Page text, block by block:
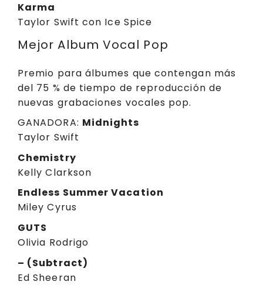
Karma
Taylor Swift con Ice Spice
Mejor Album Vocal Pop
Premio para álbumes que contengan más
del 75 % de tiempo de reproducción de
nuevas grabaciones vocales pop.
GANADORA: Midnights
Taylor Swift
Chemistry
Kelly Clarkson
Endless Summer Vacation
Miley Cyrus
GUTS
Olivia Rodrigo
– (Subtract)
Ed Sheeran